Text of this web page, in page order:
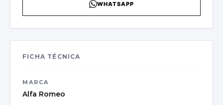
WHATSAPP
FICHA TÉCNICA
MARCA
Alfa Romeo